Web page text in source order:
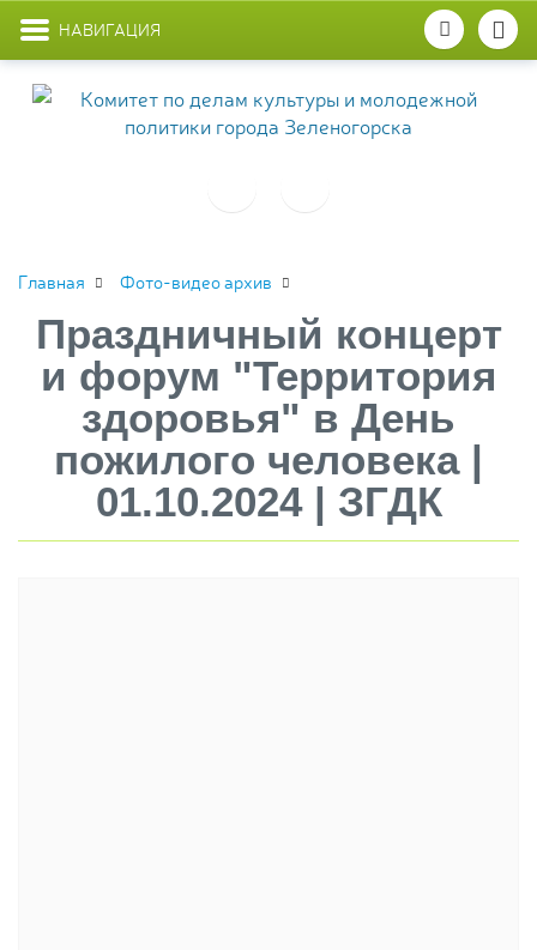
НАВИГАЦИЯ
Главная Фото-видео архив
Праздничный концерт
и форум "Территория
здоровья" в День
пожилого человека |
01.10.2024 | ЗГДК